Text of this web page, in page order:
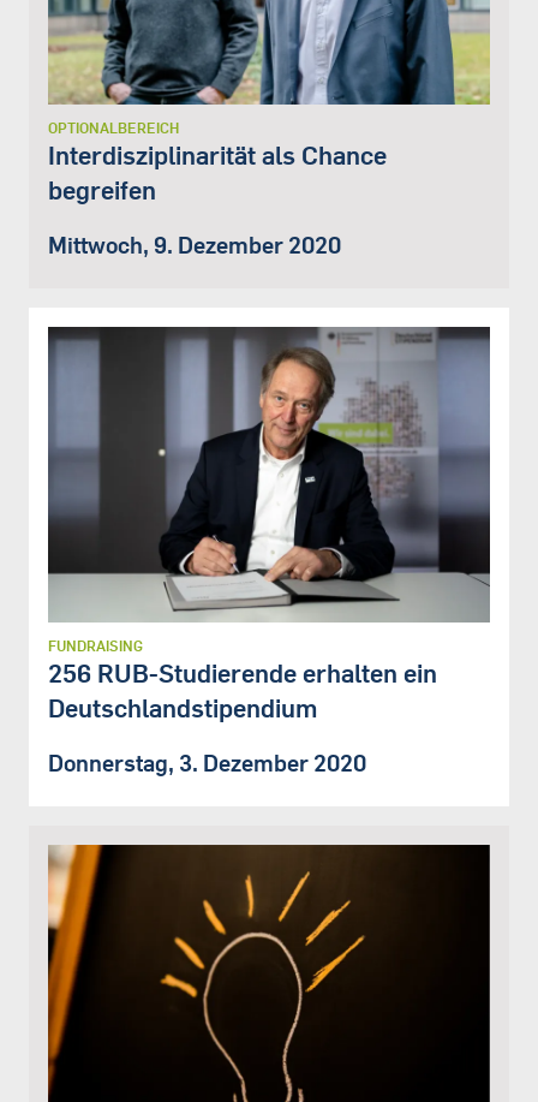
OPTIONALBEREICH
Interdisziplinarität als Chance
begreifen
Mittwoch, 9. Dezember 2020
FUNDRAISING
256 RUB-Studierende erhalten ein
Deutschlandstipendium
Donnerstag, 3. Dezember 2020